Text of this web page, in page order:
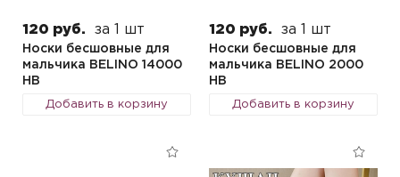
120 руб. за 1 шт
Носки бесшовные для
мальчика BELINO 14000
HB
Добавить в корзину
120 руб. за 1 шт
Носки бесшовные для
мальчика BELINO 2000
HB
Добавить в корзину